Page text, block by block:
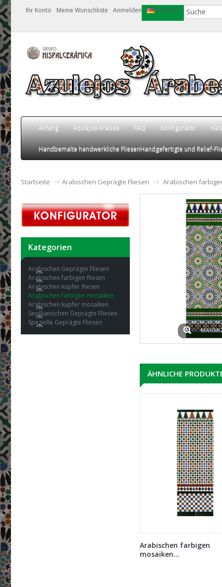
Ihr Konto Meine Wunschliste Anmelden Deutsch
Anfang Azulejos Arabes FAQ Konfigurator
Handbemalte handwerkliche FliesenHandgefertigte und Relief-
Startseite Arabischen Geprägte Fliesen Arabischen
Kategorien
Arabischen Geprägte Fliesen
Arabischen farbigen fliesen
Arabischen kupfer fliesen
Arabischen farbigen mosaiken
Arabischen kupfer mosaiken
Sevillianischen Geprägte Fliesen
Spezielle Geprägte Fliesen
ÄHNLICHE
Arabischen farbigen
mosaiken...